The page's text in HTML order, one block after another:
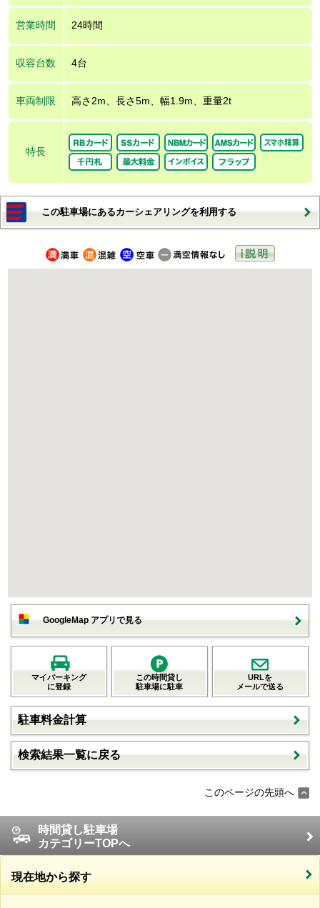
営業時間 24時間
収容台数 4台
車両制限 高さ2m、長さ5m、幅1.9m、重量2t
特長
この駐車場にあるカーシェアリングを利用する
GoogleMap アプリで見る
マイパーキング
に登録
この時間貸し
駐車場に駐車
URLを
メールで送る
駐車料金計算
検索結果一覧に戻る
このページの先頭へ
時間貸し駐車場
カテゴリーTOPへ
現在地から探す